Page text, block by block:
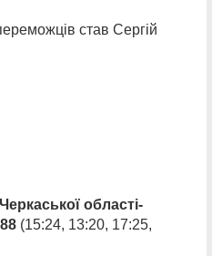
став Сергій
області-
(15:24, 13:20, 17:25,